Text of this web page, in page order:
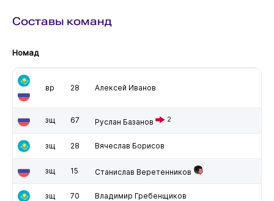
Составы команд
Номад
вр 28 Алексей Иванов
зщ 67 Руслан Базанов 2
зщ 28 Вячеслав Борисов
зщ 15 Станислав Веретенников
зщ 70 Владимир Гребенщиков